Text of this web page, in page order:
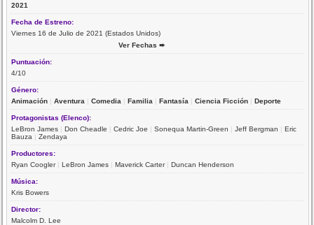
2021
Fecha de Estreno:
Viernes 16 de Julio de 2021 (Estados Unidos)
Ver Fechas ➨
Puntuación:
4/10
Género:
Animación |Aventura |Comedia |Familia |Fantasía |Ciencia Ficción |Deporte
Protagonistas (Elenco):
LeBron James |Don Cheadle |Cedric Joe |Sonequa Martin-Green |Jeff Bergman |Eric
Bauza |Zendaya
Productores:
Ryan Coogler|LeBron James |Maverick Carter|Duncan Henderson
Música:
Kris Bowers
Director:
Malcolm D. Lee